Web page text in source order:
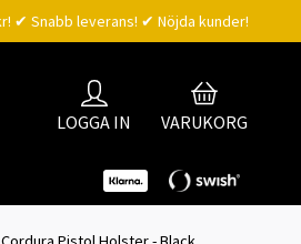
✔ Snabb leverans! ✔ Nöjda kunder!
LOGGA IN VARUKORG